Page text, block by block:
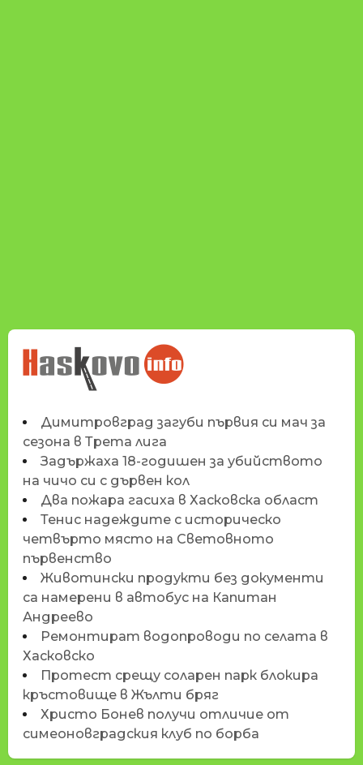
НОВИНИТЕ НА
HASKOVO.INFO
Димитровград загуби първия си мач за
сезона в Трета лига
Задържаха 18-годишен за убийството
на чичо си с дървен кол
Два пожара гасиха в Хасковска област
Тенис надеждите с историческо
четвърто място на Световното
първенство
Животински продукти без документи
са намерени в автобус на Капитан
Андреево
Ремонтират водопроводи по селата в
Хасковско
Протест срещу соларен парк блокира
кръстовище в Жълти бряг
Христо Бонев получи отличие от
симеоновградския клуб по борба